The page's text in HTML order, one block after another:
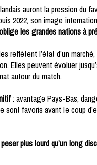
auront la pression du
2022, son image
les grandes nations à
reflètent l’état d’un
peuvent évoluer
autour du match.
: avantage Pays-Bas,
sont favoris avant le coup
plus lourd qu’un long